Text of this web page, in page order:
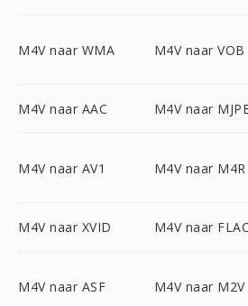
M4V naar WMA M4V naar VOB
M4V naar AAC M4V naar
M4V naar AV1 M4V naar M4R
M4V naar XVID M4V naar FLAC
M4V naar ASF M4V naar M2V